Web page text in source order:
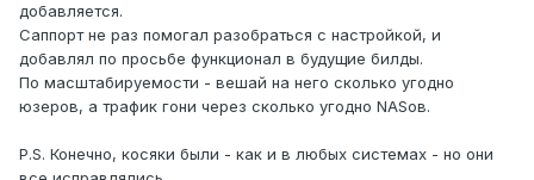
добавляется.
Саппорт не раз помогал разобраться с настройкой, и
добавлял по просьбе функционал в будущие билды.
По масштабируемости - вешай на него сколько угодно
юзеров, а трафик гони через сколько угодно NASoв.
P.S. Конечно, косяки были - как и в любых системах - но они